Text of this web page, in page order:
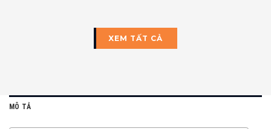
XEM TẤT CẢ
MÔ TẢ